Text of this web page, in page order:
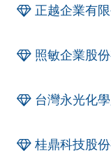
正越企業有
照敏企業股
台灣永光化
桂鼎科技股